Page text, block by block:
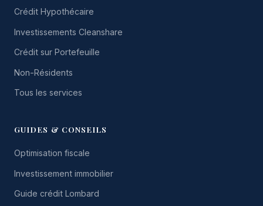
Crédit Hypothécaire
Investissements Cleanshare
Crédit sur Portefeuille
Non-Résidents
Tous les services
GUIDES & CONSEILS
Optimisation fiscale
Investissement immobilier
Guide crédit Lombard